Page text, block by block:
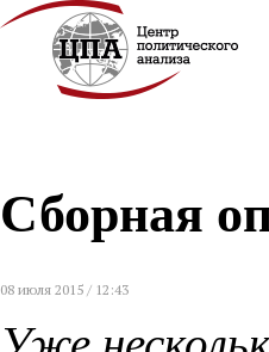
Сборная
08 июля 2015 / 12:43